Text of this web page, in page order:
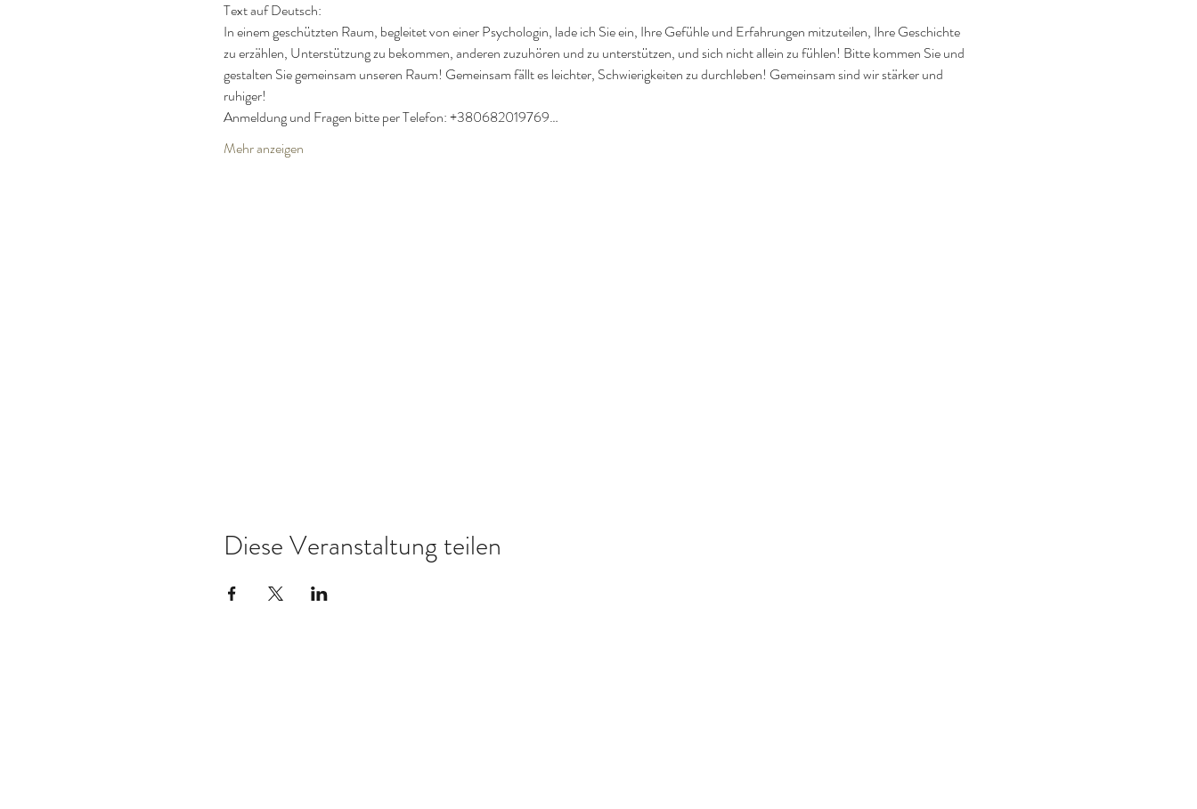
Text auf Deutsch:
In einem geschützten Raum, begleitet von einer Psychologin, lade ich Sie ein, Ihre Gefühle und Erfahrungen mitzuteilen, Ihre Geschichte
zu erzählen, Unterstützung zu bekommen, anderen zuzuhören und zu unterstützen, und sich nicht allein zu fühlen! Bitte kommen Sie und
gestalten Sie gemeinsam unseren Raum! Gemeinsam fällt es leichter, Schwierigkeiten zu durchleben! Gemeinsam sind wir stärker und
ruhiger!
Anmeldung und Fragen bitte per Telefon: +380682019769…
Mehr anzeigen
Diese Veranstaltung teilen